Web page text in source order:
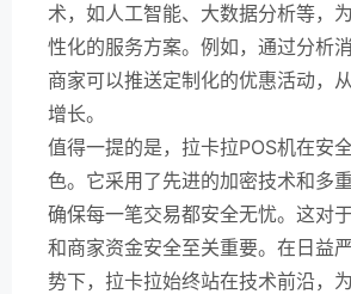
术，如人工智能、大数据分析等，
性化的服务方案。例如，通过分析
商家可以推送定制化的优惠活动，
增长。
值得一提的是，拉卡拉POS机在安
色。它采用了先进的加密技术和多
确保每一笔交易都安全无忧。这对
和商家资金安全至关重要。在日益
势下，拉卡拉始终站在技术前沿，